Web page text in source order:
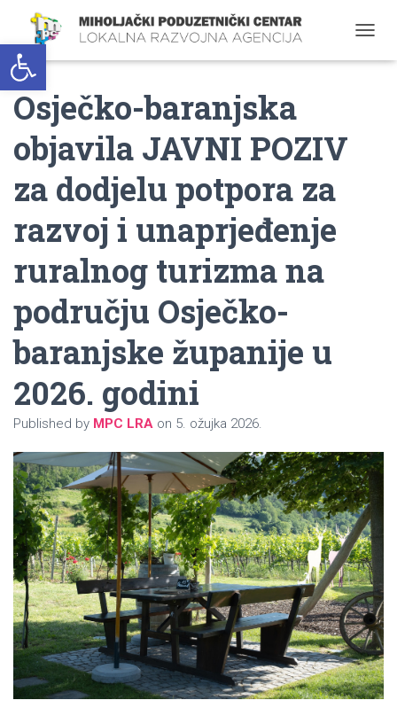
Open toolbar
O
Osječko-baranjska
objavila JAVNI POZIV
za dodjelu potpora za
razvoj i unaprjeđenje
ruralnog turizma na
području Osječko-
baranjske županije u
2026. godini
Published by MPC LRA on 5. ožujka 2026.